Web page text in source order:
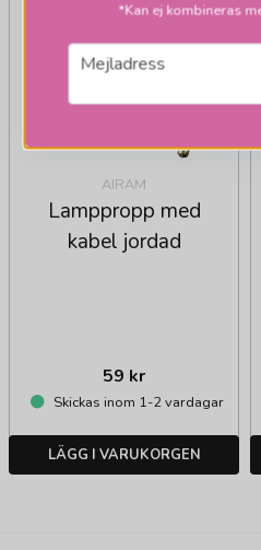
AIRAM
Lamppropp med
kabel jordad
59 kr
Skickas inom 1-2 vardagar
LÄGG I VARUKORGEN
*Kan ej kombineras
email
Mejladress